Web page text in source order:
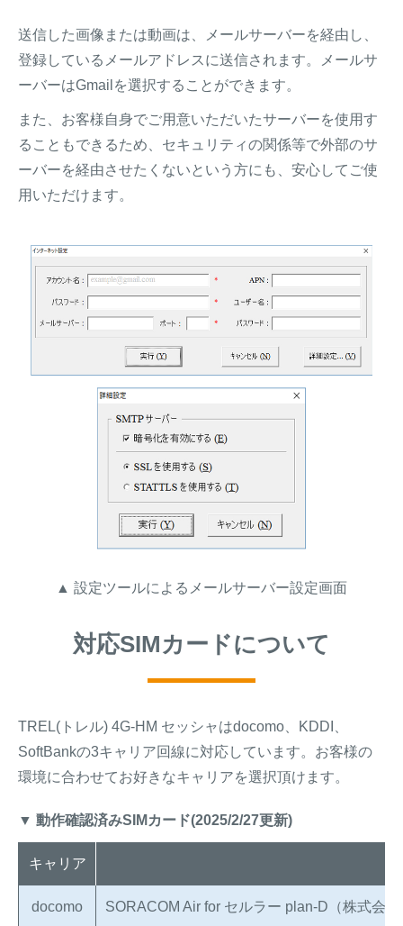
送信した画像または動画は、メールサーバーを経由し、
登録しているメールアドレスに送信されます。メールサ
ーバーはGmailを選択することができます。
また、お客様自身でご用意いただいたサーバーを使用す
ることもできるため、セキュリティの関係等で外部のサ
ーバーを経由させたくないという方にも、安心してご使
用いただけます。
▲ 設定ツールによるメールサーバー設定画面
対応SIMカードについて
TREL(トレル) 4G-HM セッシャはdocomo、KDDI、
SoftBankの3キャリア回線に対応しています。お客様の
環境に合わせてお好きなキャリアを選択頂けます。
▼ 動作確認済みSIMカード(2025/2/27更新)
キャリア
docomo SORACOM Air for セルラー plan-D（株式会